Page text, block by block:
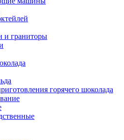
и граниторы
горячего шоколада